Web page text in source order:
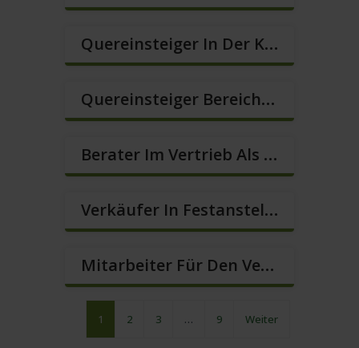
Quereinsteiger In Der Kundenberatung (m/w/d)
Quereinsteiger Bereich Kundenberatung (m/w/d)
Berater Im Vertrieb Als Sofortanstellung (m/w/d)
Verkäufer In Festanstellung – Top Gehalt (m/w/d)
Mitarbeiter Für Den Verkauf – Quereinstieg Möglich (m/w/d)
1 2 3 … 9 Weiter